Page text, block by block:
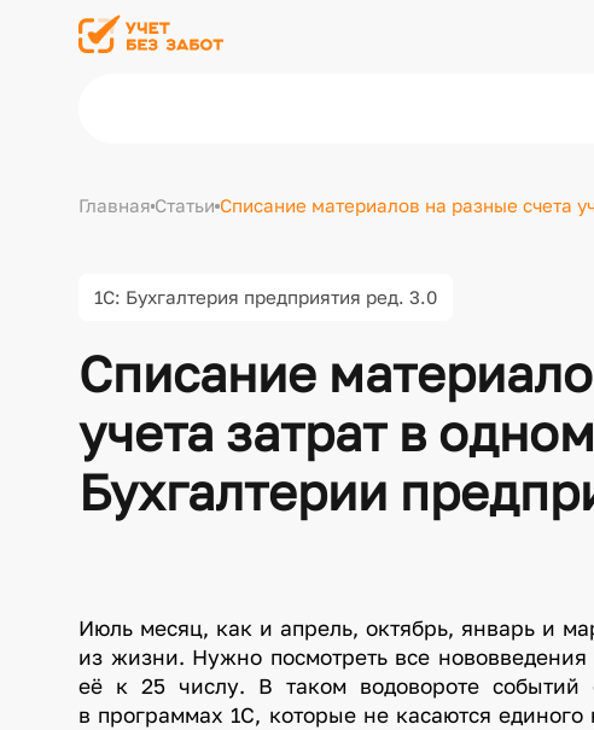
Главная СтатьиСписание материалов на разные счета
1С: Бухгалтерия предприятия ред. 3.0
Списание
учета затрат в
Бухгалтерии
Июль месяц, как и апрель, октябрь, январь и
из жизни. Нужно посмотреть все нововведения
её к 25 числу. В таком водовороте событий
в программах 1С, которые не касаются